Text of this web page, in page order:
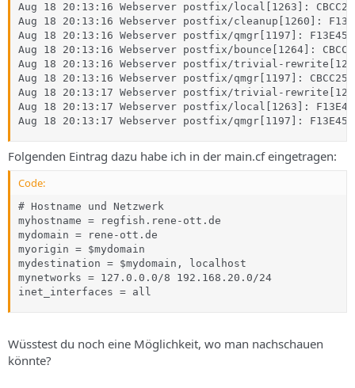
Aug 18 20:13:16 Webserver postfix/local[1263]:
Aug 18 20:13:16 Webserver postfix/cleanup[1260]:
Aug 18 20:13:16 Webserver postfix/qmgr[1197]:
Aug 18 20:13:16 Webserver postfix/bounce[1264]:
Aug 18 20:13:16 Webserver postfix/trivial-
Aug 18 20:13:16 Webserver postfix/qmgr[1197]:
Aug 18 20:13:17 Webserver postfix/trivial-
Aug 18 20:13:17 Webserver postfix/local[1263]:
Aug 18 20:13:17 Webserver postfix/qmgr[1197]:
Folgenden Eintrag dazu habe ich in der main.cf eingetragen:
Code:
# Hostname und Netzwerk
myhostname = regfish.rene-ott.de
mydomain = rene-ott.de
myorigin = $mydomain
mydestination = $mydomain, localhost
mynetworks = 127.0.0.0/8 192.168.20.0/24
inet_interfaces = all
Wüsstest du noch eine Möglichkeit, wo man nachschauen
könnte?